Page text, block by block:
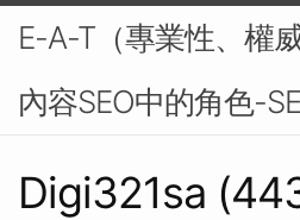
E-A-T（專業性、權
內容SEO中的角色-
Digi321sa